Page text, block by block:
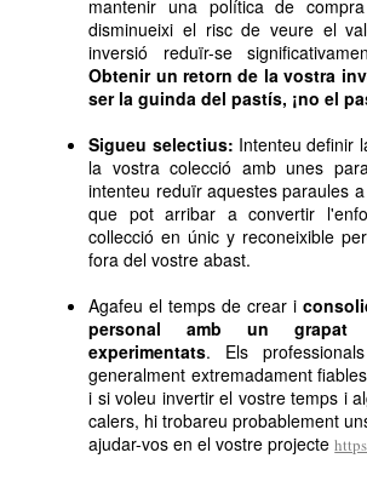
mantenir una política de
disminueixi el risc de veure el
inversió reduïr-se
Obtenir un retorn de la vostra
ser la guinda del pastís, ¡no el
Sigueu selectius: Intenteu definir
la vostra colecció amb unes
intenteu reduïr aquestes paraules
que pot arribar a convertir
collecció en únic y reconeixible
fora del vostre abast.
Agafeu el temps de crear i
personal amb un grapat
experimentats. Els
generalment extremadament
i si voleu invertir el vostre temps i
calers, hi trobareu probablement
ajudar-vos en el vostre projecte